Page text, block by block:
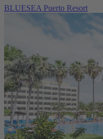
BLUESEA Puerto Resort